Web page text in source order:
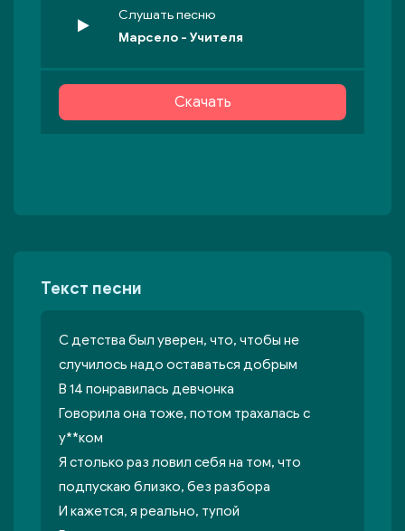
Слушать песню
Марсело - Учителя
Скачать
Текст песни
С детства был уверен, что, чтобы не
случилось надо оставаться добрым
В 14 понравилась девчонка
Говорила она тоже, потом трахалась с
у**ком
Я столько раз ловил себя на том, что
подпускаю близко, без разбора
И кажется, я реально, тупой